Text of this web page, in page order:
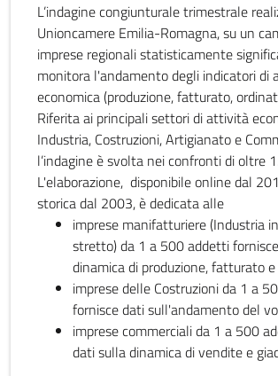
L’indagine congiunturale trimestrale
Unioncamere Emilia-Romagna, su un
imprese regionali statisticamente
monitora l'andamento degli indicatori di
economica (produzione, fatturato,
Riferita ai principali settori di attività
Industria, Costruzioni, Artigianato e
l’indagine è svolta nei confronti di oltre
L'elaborazione, disponibile online dal
storica dal 2003, è dedicata alle
imprese manifatturiere (Industria
stretto) da 1 a 500 addetti
dinamica di produzione, fatturato
imprese delle Costruzioni da 1 a
fornisce dati sull'andamento del
imprese commerciali da 1 a 500
dati sulla dinamica di vendite e